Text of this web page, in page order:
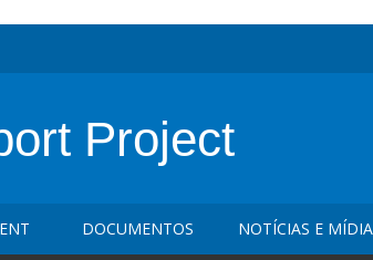
Project
DOCUMENTOS NOTÍCIAS E MÍDIA